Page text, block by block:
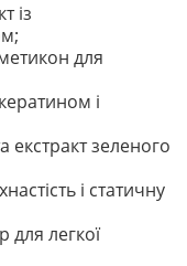
із
для
і
екстракт зеленого
і статичну
для легкої